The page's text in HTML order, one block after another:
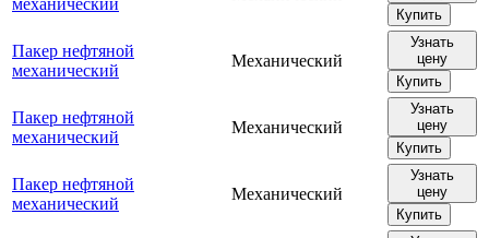
механический
Купить
Пакер нефтяной
механический
Механический
Узнать
цену
Купить
Пакер нефтяной
механический
Механический
Узнать
цену
Купить
Пакер нефтяной
механический
Механический
Узнать
цену
Купить